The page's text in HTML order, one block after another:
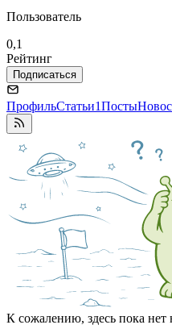
Пользователь
0,1
Рейтинг
Подписаться
ПрофильСтатьи1Посты
К сожалению, здесь пока